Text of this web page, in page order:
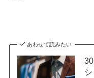
あわせて読みたい